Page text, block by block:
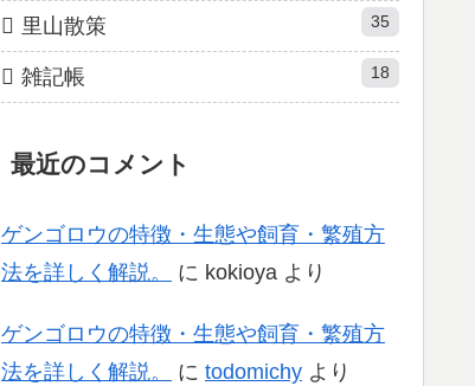
里山散策 35
雑記帳 18
最近のコメント
ゲンゴロウの特徴・生態や飼育・繁殖方
法を詳しく解説。
に kokioya より
ゲンゴロウの特徴・生態や飼育・繁殖方
法を詳しく解説。
に todomichy より